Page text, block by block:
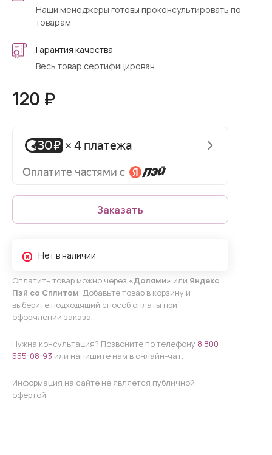
Наши менеджеры готовы проконсультировать по
товарам
Гарантия качества
Весь товар сертифицирован
120 ₽
Заказать
Нет в наличии
Оплатить товар можно через «Долями» или Яндекс
Пэй со Сплитом. Добавьте товар в корзину и
выберите подходящий способ оплаты при
оформлении заказа.
Нужна консультация? Позвоните по телефону 8 800
555-08-93 или напишите нам в онлайн-чат.
Информация на сайте не является публичной
офертой.